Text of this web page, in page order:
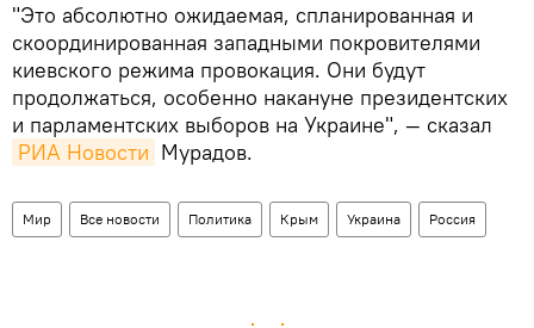
"Это абсолютно ожидаемая, спланированная и
скоординированная западными покровителями
киевского режима провокация. Они будут
продолжаться, особенно накануне президентских
и парламентских выборов на Украине", — сказал
РИА Новости Мурадов.
Мир Все новости Политика Крым Украина Россия